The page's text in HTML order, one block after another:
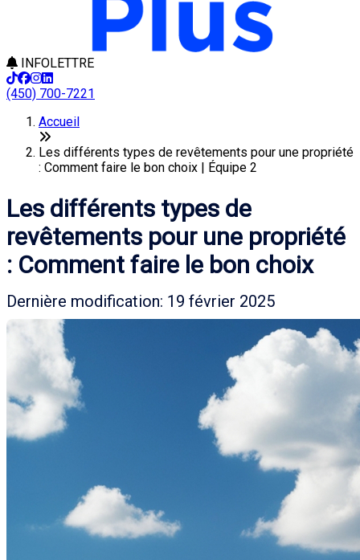
INFOLETTRE
(450) 700-7221
Accueil
Les différents types de revêtements pour une propriété
: Comment faire le bon choix | Équipe 2
Les différents types de
revêtements pour une propriété
: Comment faire le bon choix
Dernière modification: 19 février 2025